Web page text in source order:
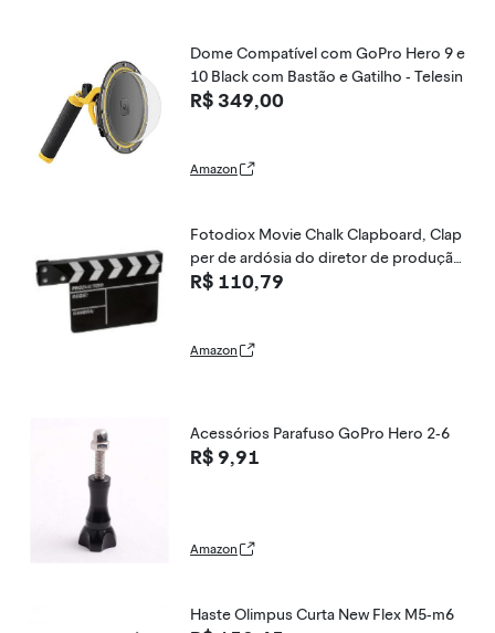
Dome Compatível com GoPro Hero 9 e
10 Black com Bastão e Gatilho - Telesin
R$ 349,00
Amazon
Fotodiox Movie Chalk Clapboard, Clap
per de ardósia do diretor de produção
cinematográfica, 8" x 10,5" de madeira
R$ 110,79
Amazon
Acessórios Parafuso GoPro Hero 2-6
R$ 9,91
Amazon
Haste Olimpus Curta New Flex M5-m6